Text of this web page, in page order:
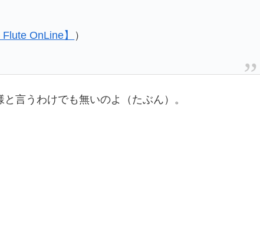
Flute OnLine】 ）
言うわけでも無いのよ（たぶん）。